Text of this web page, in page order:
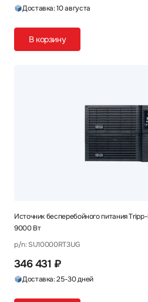
Доставка: 10 августа
В корзину
Источник бесперебойного питания
9000 Вт
p/n: SU10000RT3UG
346 431 ₽
Доставка: 25-30 дней